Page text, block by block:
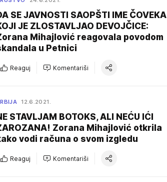
SE JAVNOSTI SAOPŠTI IME ČOVEKA
JE ZLOSTAVLJAO DEVOJČICE:
Mihajlović reagovala povodom
u Petnici
Reaguj Komentariši
12.6.2021.
STAVLJAM BOTOKS, ALI NEĆU IĆI
Zorana Mihajlović otkrila
vodi računa o svom izgledu
Reaguj Komentariši